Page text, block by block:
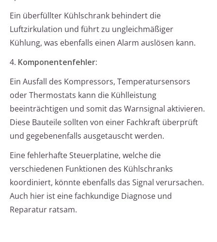
Ein überfüllter Kühlschrank behindert die
Luftzirkulation und führt zu ungleichmäßiger
Kühlung, was ebenfalls einen Alarm auslösen kann.
4. Komponentenfehler:
Ein Ausfall des Kompressors, Temperatursensors
oder Thermostats kann die Kühlleistung
beeinträchtigen und somit das Warnsignal aktivieren.
Diese Bauteile sollten von einer Fachkraft überprüft
und gegebenenfalls ausgetauscht werden.
Eine fehlerhafte Steuerplatine, welche die
verschiedenen Funktionen des Kühlschranks
koordiniert, könnte ebenfalls das Signal verursachen.
Auch hier ist eine fachkundige Diagnose und
Reparatur ratsam.